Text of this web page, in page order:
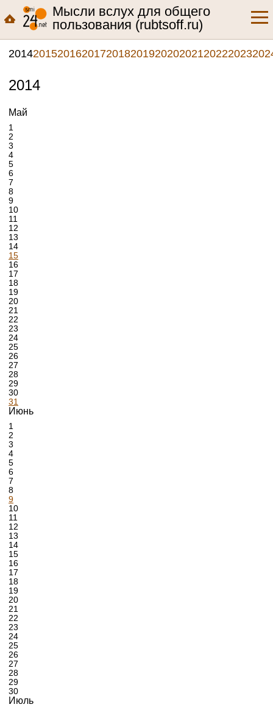
Мысли вслух для общего
пользования (rubtsoff.ru)
2014201520162017201820192020202120222023
2014
Май
1
2
3
4
5
6
7
8
9
10
11
12
13
14
15
16
17
18
19
20
21
22
23
24
25
26
27
28
29
30
31
Июнь
1
2
3
4
5
6
7
8
9
10
11
12
13
14
15
16
17
18
19
20
21
22
23
24
25
26
27
28
29
30
Июль